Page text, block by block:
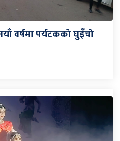
वर्षमा पर्यटकको घुइँचो